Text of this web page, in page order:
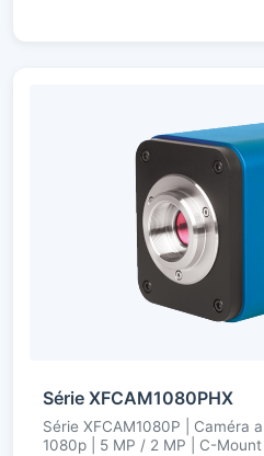
Série XFCAM1080PHX
Série XFCAM1080P | Caméra
1080p | 5 MP / 2 MP | C-Mount